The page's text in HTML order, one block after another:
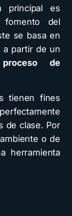
principal es
del
se basa en
a partir de un
proceso de
tienen fines
de clase. Por
o de
herramienta